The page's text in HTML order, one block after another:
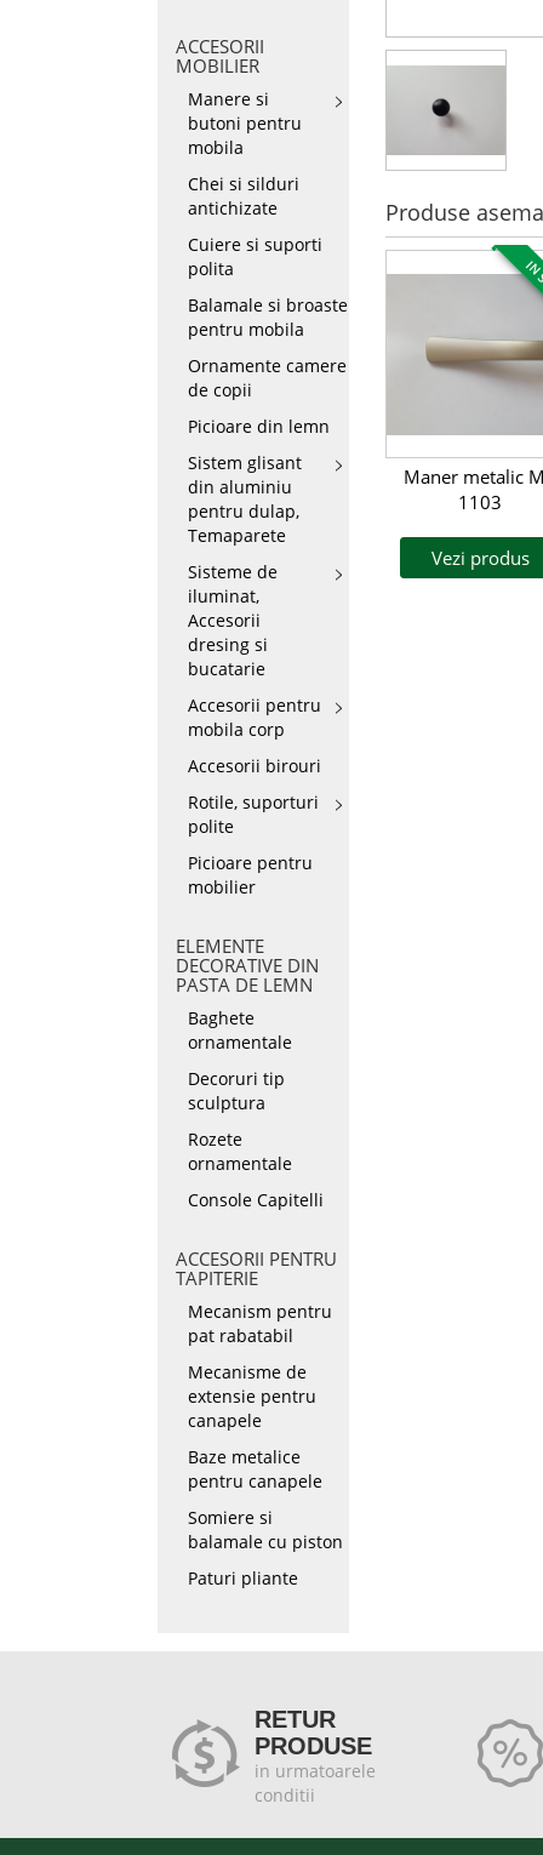
ACCESORII
MOBILIER
Manere si
butoni pentru
mobila
Chei si silduri
antichizate
Cuiere si suporti
polita
Balamale si broaste
pentru mobila
Ornamente camere
de copii
Picioare din lemn
Sistem glisant
din aluminiu
pentru dulap,
Temaparete
Sisteme de
iluminat,
Accesorii
dresing si
bucatarie
Accesorii pentru
mobila corp
Accesorii birouri
Rotile, suporturi
polite
Picioare pentru
mobilier
ELEMENTE
DECORATIVE DIN
PASTA DE LEMN
Baghete
ornamentale
Decoruri tip
sculptura
Rozete
ornamentale
Console Capitelli
ACCESORII PENTRU
TAPITERIE
Mecanism pentru
pat rabatabil
Mecanisme de
extensie pentru
canapele
Baze metalice
pentru canapele
Somiere si
balamale cu piston
Paturi pliante
Produse
IN
Maner metalic
1103
Vezi produs
RETUR
PRODUSE
in urmatoarele
conditii